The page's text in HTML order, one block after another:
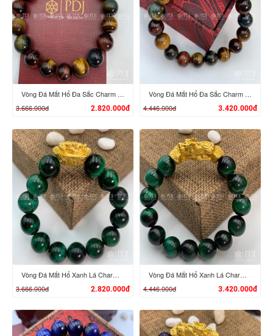
XEM CHI TIẾT XEM CHI TIẾT
XEM CHI TIẾT
Vòng Đá Mắt Hổ Đa Sắc Charm Tỳ Hưu Cưỡi Đĩnh Vàng 24K
3.666.000đ
2.820.000đ
XEM CHI TIẾT
Vòng Đá Mắt Hổ Đa Sắc Charm Tỳ Hưu Cưỡi Gậy Như Ý Vàng 24K
4.446.000đ
3.420.000đ
Vòng Đá Mắt Hổ Xanh Lá Charm Tỳ Hưu Cưỡi Đĩnh Vàng 24K
3.666.000đ
2.820.000đ
Vòng Đá Mắt Hổ Xanh Lá Charm Tỳ Hưu Cưỡi Gậy Như Ý Vàng 24K
4.446.000đ
3.420.000đ